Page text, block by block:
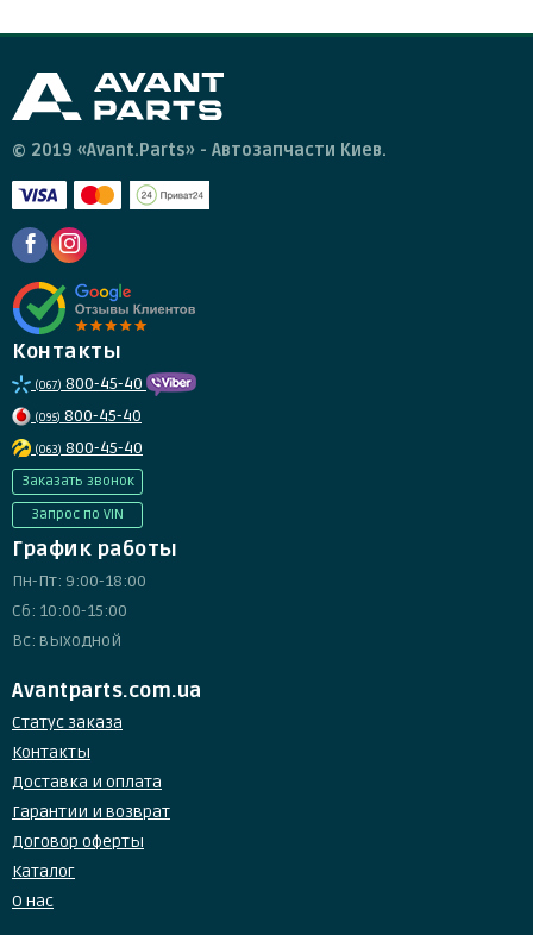
© 2019 «Avant.Parts» - Автозапчасти Киев.
Контакты
(067) 800-45-40
(095) 800-45-40
(063) 800-45-40
Заказать звонок
Запрос по VIN
График работы
Пн-Пт: 9:00-18:00
Сб: 10:00-15:00
Вс: выходной
Avantparts.com.ua
Статус заказа
Контакты
Доставка и оплата
Гарантии и возврат
Договор оферты
Каталог
О нас